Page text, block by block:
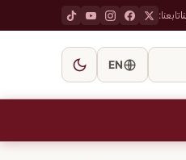
تابعنا:
EN